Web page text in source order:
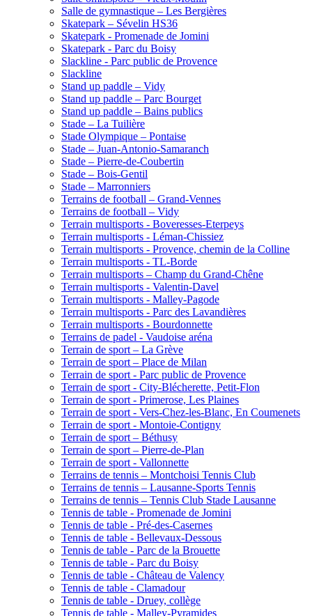
Salle de gymnastique – Les Bergières
Skatepark – Sévelin HS36
Skatepark - Promenade de Jomini
Skatepark - Parc du Boisy
Slackline - Parc public de Provence
Slackline
Stand up paddle – Vidy
Stand up paddle – Parc Bourget
Stand up paddle – Bains publics
Stade – La Tuilière
Stade Olympique – Pontaise
Stade – Juan-Antonio-Samaranch
Stade – Pierre-de-Coubertin
Stade – Bois-Gentil
Stade – Marronniers
Terrains de football – Grand-Vennes
Terrains de football – Vidy
Terrain multisports - Boveresses-Eterpeys
Terrain multisports - Léman-Chissiez
Terrain multisports - Provence, chemin de la Colline
Terrain multisports - TL-Borde
Terrain multisports – Champ du Grand-Chêne
Terrain multisports - Valentin-Davel
Terrain multisports - Malley-Pagode
Terrain multisports - Parc des Lavandières
Terrain multisports - Bourdonnette
Terrains de padel - Vaudoise aréna
Terrain de sport – La Grève
Terrain de sport – Place de Milan
Terrain de sport - Parc public de Provence
Terrain de sport - City-Blécherette, Petit-Flon
Terrain de sport - Primerose, Les Plaines
Terrain de sport - Vers-Chez-les-Blanc, En Coumenets
Terrain de sport - Montoie-Contigny
Terrain de sport – Béthusy
Terrain de sport – Pierre-de-Plan
Terrain de sport - Vallonnette
Terrains de tennis – Montchoisi Tennis Club
Terrains de tennis – Lausanne-Sports Tennis
Terrains de tennis – Tennis Club Stade Lausanne
Tennis de table - Promenade de Jomini
Tennis de table - Pré-des-Casernes
Tennis de table - Bellevaux-Dessous
Tennis de table - Parc de la Brouette
Tennis de table - Parc du Boisy
Tennis de table - Château de Valency
Tennis de table - Clamadour
Tennis de table - Druey, collège
Tennis de table - Malley-Pyramides